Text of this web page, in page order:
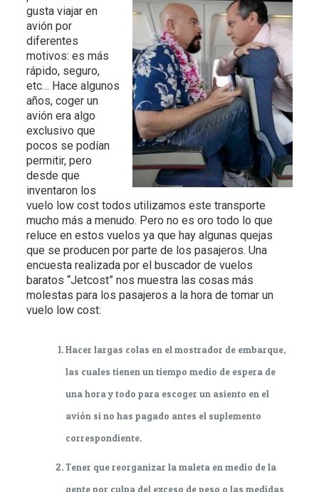
gusta viajar en
avión por
diferentes
motivos: es más
rápido, seguro,
etc… Hace algunos
años, coger un
avión era algo
exclusivo que
pocos se podían
permitir, pero
desde que
inventaron los
vuelo low cost todos utilizamos este transporte
mucho más a menudo. Pero no es oro todo lo que
reluce en estos vuelos ya que hay algunas quejas
que se producen por parte de los pasajeros. Una
encuesta realizada por el buscador de vuelos
baratos “Jetcost” nos muestra las cosas más
molestas para los pasajeros a la hora de tomar un
vuelo low cost:
Hacer largas colas en el mostrador de embarque,
las cuales tienen un tiempo medio de espera de
una hora y todo para escoger un asiento en el
avión si no has pagado antes el suplemento
correspondiente.
Tener que reorganizar la maleta en medio de la
gente por culpa del exceso de peso o las medidas